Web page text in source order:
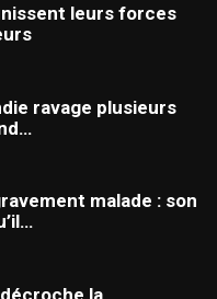
leurs forces
ravage plusieurs
malade : son
décroche la